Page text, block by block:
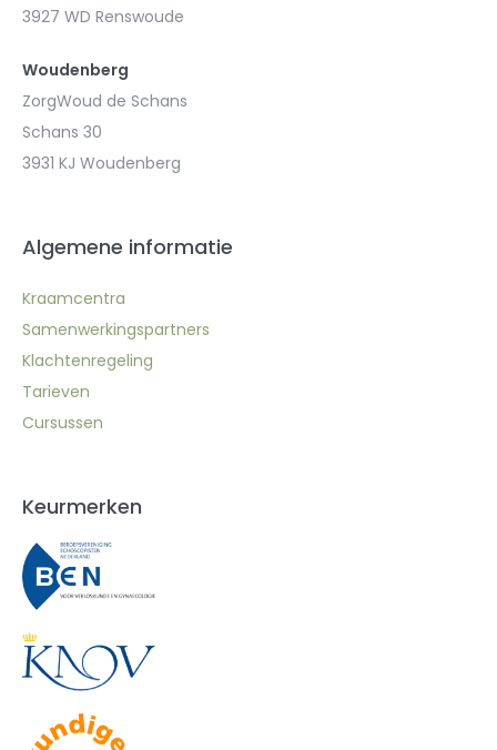
3927 WD Renswoude
Woudenberg
ZorgWoud de Schans
Schans 30
3931 KJ Woudenberg
Algemene informatie
Kraamcentra
Samenwerkingspartners
Klachtenregeling
Tarieven
Cursussen
Keurmerken